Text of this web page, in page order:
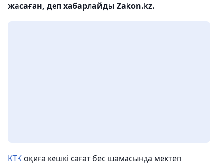
жасаған, деп хабарлайды Zakon.kz.
KTKоқиға кешкі сағат бес шамасында мектеп